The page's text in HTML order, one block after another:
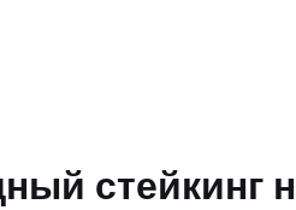
стейкинг